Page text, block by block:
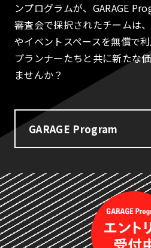
ンプログラムが、GARAGE
審査会で採択されたチームは
やイベントスペースを無償で
プランナーたちと共に新たな
ませんか？
GARAGE Program